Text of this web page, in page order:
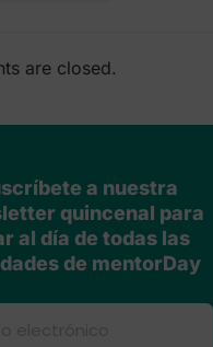
are closed.
a nuestra
quincenal para
al día de todas las
de mentorDay